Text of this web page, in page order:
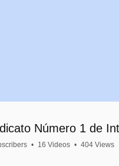
Número 1 de
• 16 Videos • 404 Views